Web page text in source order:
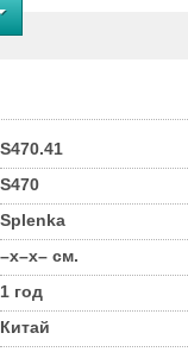
S470.41
S470
Splenka
–x–x– см.
1 год
Китай